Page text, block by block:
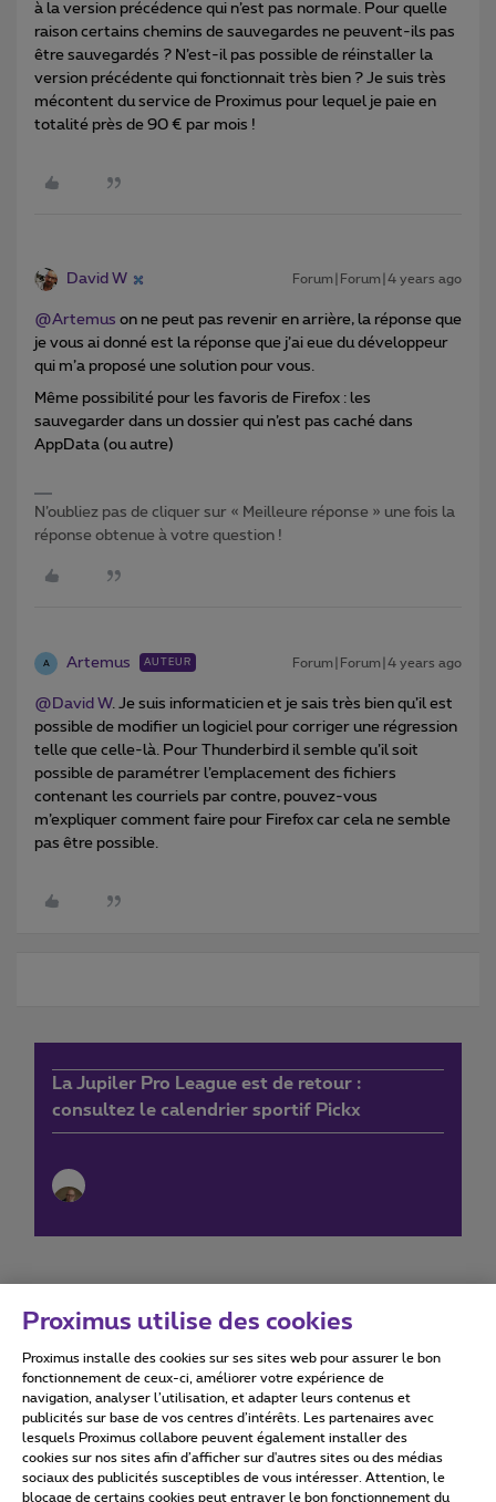
à la version précédence qui n’est pas normale. Pour quelle
raison certains chemins de sauvegardes ne peuvent-ils pas
être sauvegardés ? N’est-il pas possible de réinstaller la
version précédente qui fonctionnait très bien ? Je suis très
mécontent du service de Proximus pour lequel je paie en
totalité près de 90 € par mois !
David W Forum|Forum|4 years ago
@Artemus on ne peut pas revenir en arrière, la réponse que
je vous ai donné est la réponse que j’ai eue du développeur
qui m’a proposé une solution pour vous.
Même possibilité pour les favoris de Firefox : les
sauvegarder dans un dossier qui n’est pas caché dans
AppData (ou autre)
N’oubliez pas de cliquer sur « Meilleure réponse » une fois la
réponse obtenue à votre question !
A Artemus AUTEUR Forum|Forum|4 years ago
@David W. Je suis informaticien et je sais très bien qu’il est
possible de modifier un logiciel pour corriger une régression
telle que celle-là. Pour Thunderbird il semble qu’il soit
possible de paramétrer l’emplacement des fichiers
contenant les courriels par contre, pouvez-vous
m’expliquer comment faire pour Firefox car cela ne semble
pas être possible.
La Jupiler Pro League est de retour :
consultez le calendrier sportif Pickx
Conditions d'utilisation Accessibility statement
Tous droits réservés. © 2026
Proximus utilise des cookies
Proximus installe des cookies sur ses sites web pour assurer le bon
fonctionnement de ceux-ci, améliorer votre expérience de
navigation, analyser l’utilisation, et adapter leurs contenus et
publicités sur base de vos centres d’intérêts. Les partenaires avec
lesquels Proximus collabore peuvent également installer des
cookies sur nos sites afin d’afficher sur d'autres sites ou des médias
sociaux des publicités susceptibles de vous intéresser. Attention, le
blocage de certains cookies peut entraver le bon fonctionnement du